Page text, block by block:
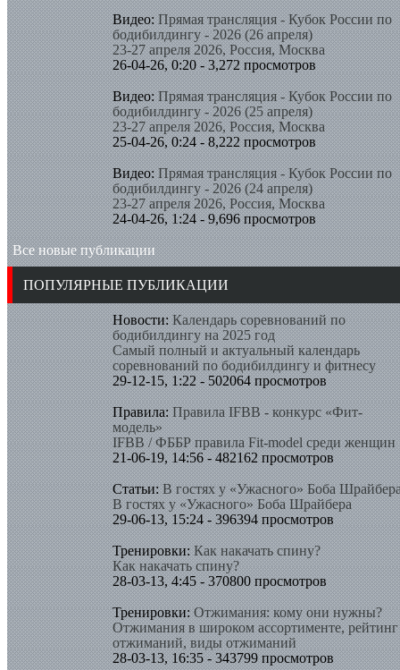
Видео: Прямая трансляция - Кубок России по
бодибилдингу - 2026 (26 апреля)
23-27 апреля 2026, Россия, Москва
26-04-26, 0:20 - 3,272 просмотров
Видео: Прямая трансляция - Кубок России по
бодибилдингу - 2026 (25 апреля)
23-27 апреля 2026, Россия, Москва
25-04-26, 0:24 - 8,222 просмотров
Видео: Прямая трансляция - Кубок России по
бодибилдингу - 2026 (24 апреля)
23-27 апреля 2026, Россия, Москва
24-04-26, 1:24 - 9,696 просмотров
Все новые публикации
ПОПУЛЯРНЫЕ ПУБЛИКАЦИИ
Новости: Календарь соревнований по
бодибилдингу на 2025 год
Самый полный и актуальный календарь
соревнований по бодибилдингу и фитнесу
29-12-15, 1:22 - 502064 просмотров
Правила: Правила IFBB - конкурс «Фит-
модель»
IFBB / ФББР правила Fit-model среди женщин
21-06-19, 14:56 - 482162 просмотров
Статьи: В гостях у «Ужасного» Боба
В гостях у «Ужасного» Боба Шрайбера
29-06-13, 15:24 - 396394 просмотров
Тренировки: Как накачать спину?
Как накачать спину?
28-03-13, 4:45 - 370800 просмотров
Тренировки: Отжимания: кому они нужны?
Отжимания в широком ассортименте, рейтинг
отжиманий, виды отжиманий
28-03-13, 16:35 - 343799 просмотров